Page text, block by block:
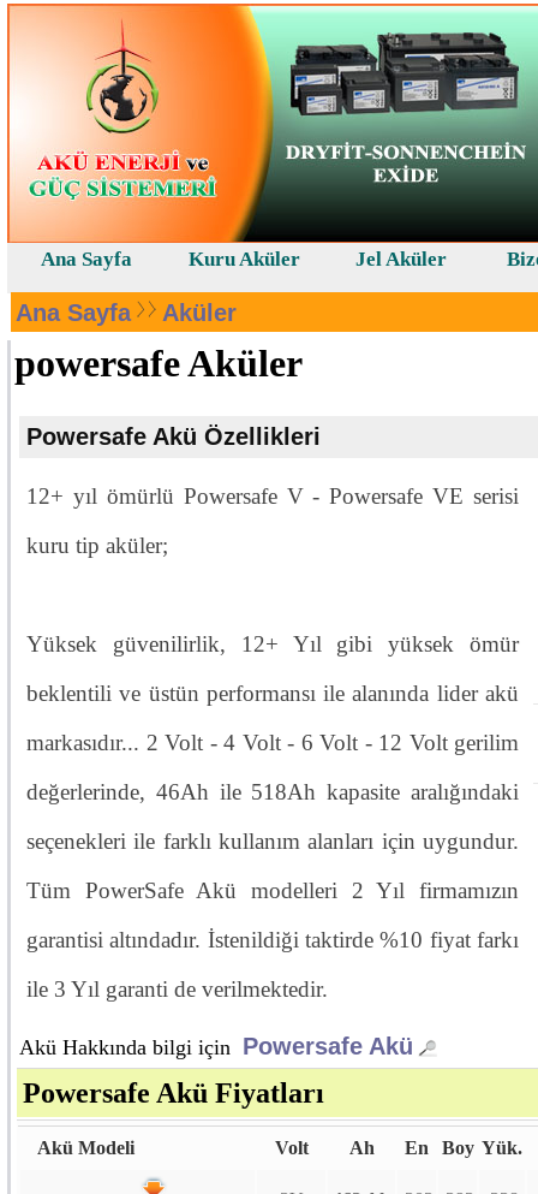
Ana Sayfa Aküler
powersafe Aküler
Powersafe Akü Özellikleri
12+ yıl ömürlü Powersafe V - Powersafe VE serisi
kuru tip aküler;
Yüksek güvenilirlik, 12+ Yıl gibi yüksek ömür
beklentili ve üstün performansı ile alanında lider akü
markasıdır... 2 Volt - 4 Volt - 6 Volt - 12 Volt gerilim
değerlerinde, 46Ah ile 518Ah kapasite aralığındaki
seçenekleri ile farklı kullanım alanları için uygundur.
Tüm PowerSafe Akü modelleri 2 Yıl firmamızın
garantisi altındadır. İstenildiği taktirde %10 fiyat farkı
ile 3 Yıl garanti de verilmektedir.
Akü Hakkında bilgi için Powersafe Akü
Powersafe Akü Fiyatları
Akü Modeli Volt Ah En Boy Yük.
Ana Sayfa Kuru Aküler Jel Aküler